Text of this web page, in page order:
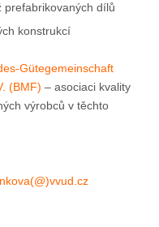
prefabrikovaných dílů
konstrukcí
Gütegemeinschaft
(BMF) – asociaci kvality
výrobců v těchto